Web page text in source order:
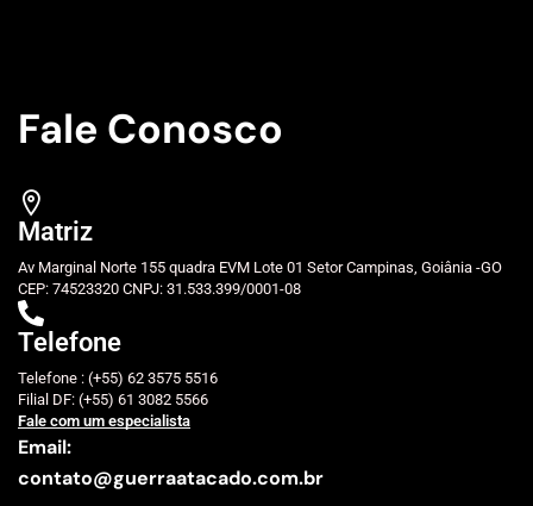
Fale Conosco
Matriz
Av Marginal Norte 155 quadra EVM Lote 01 Setor Campinas, Goiânia -GO
CEP: 74523320 CNPJ: 31.533.399/0001-08
Telefone
Telefone : (+55) 62 3575 5516
Filial DF: (+55) 61 3082 5566
Fale com um especialista
Email:
contato@guerraatacado.com.br